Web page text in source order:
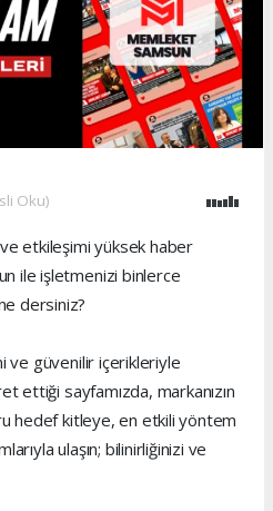
Oku)
etkileşimi yüksek haber
ile işletmenizi binlerce
dersiniz?
ve güvenilir içerikleriyle
ettiği sayfamızda, markanızın
hedef kitleye, en etkili yöntem
ulaşın; bilinirliğinizi ve